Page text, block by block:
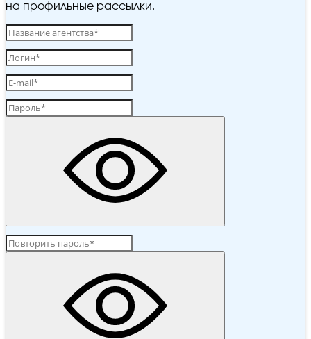
на профильные рассылки.